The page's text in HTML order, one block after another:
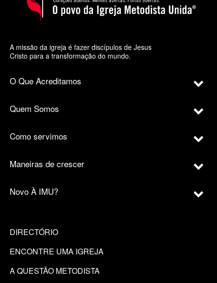
A missão da igreja é fazer discípulos de Jesus
Cristo para a transformação do mundo.
O Que Acreditamos
Quem Somos
Como servimos
Maneiras de crescer
Novo À IMU?
DIRECTÓRIO
ENCONTRE UMA IGREJA
A QUESTÃO METODISTA